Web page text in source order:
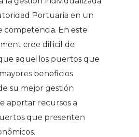
Portuaria en un
competencia. En este
cree difícil de
aquellos puertos que
beneficios
su mejor gestión
aportar recursos a
que presenten